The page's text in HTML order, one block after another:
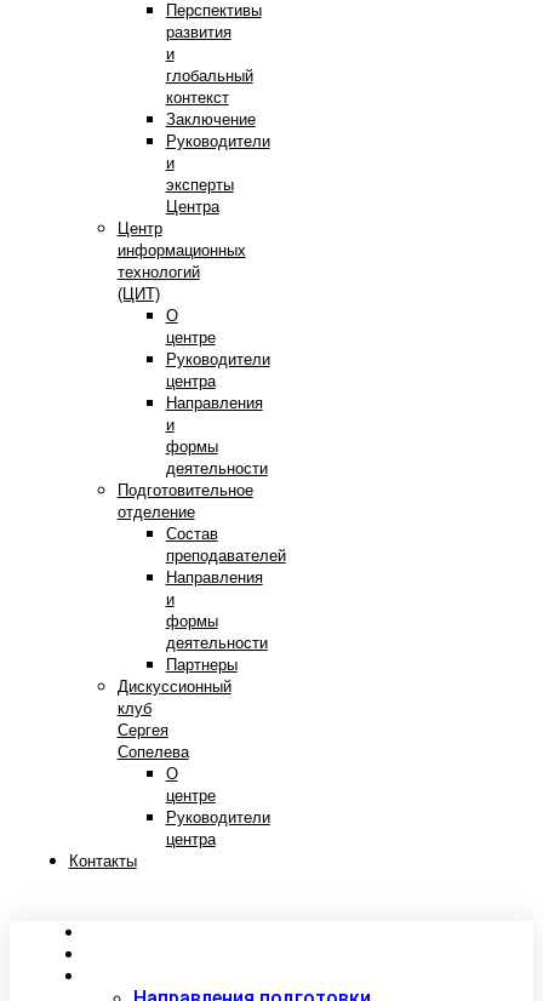
Перспективы
развития
и
глобальный
контекст
Заключение
Руководители
и
эксперты
Центра
Центр
информационных
технологий
(ЦИТ)
О
центре
Руководители
центра
Направления
и
формы
деятельности
Подготовительное
отделение
Состав
преподавателей
Направления
и
формы
деятельности
Партнеры
Дискуссионный
клуб
Сергея
Сопелева
О
центре
Руководители
центра
Контакты